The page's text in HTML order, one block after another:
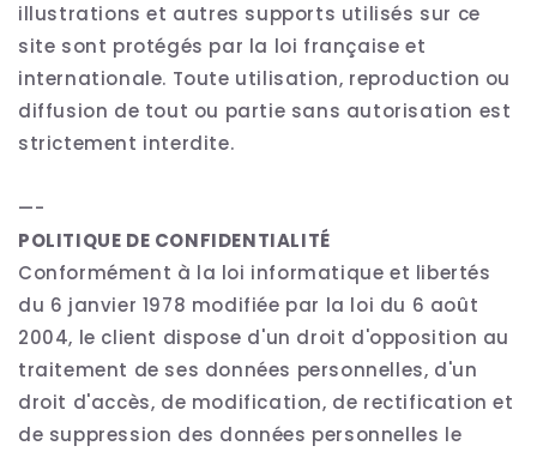
illustrations et autres supports utilisés sur ce
site sont protégés par la loi française et
internationale. Toute utilisation, reproduction ou
diffusion de tout ou partie sans autorisation est
strictement interdite.
—-
POLITIQUE DE CONFIDENTIALITÉ
Conformément à la loi informatique et libertés
du 6 janvier 1978 modifiée par la loi du 6 août
2004, le client dispose d'un droit d'opposition au
traitement de ses données personnelles, d'un
droit d'accès, de modification, de rectification et
de suppression des données personnelles le